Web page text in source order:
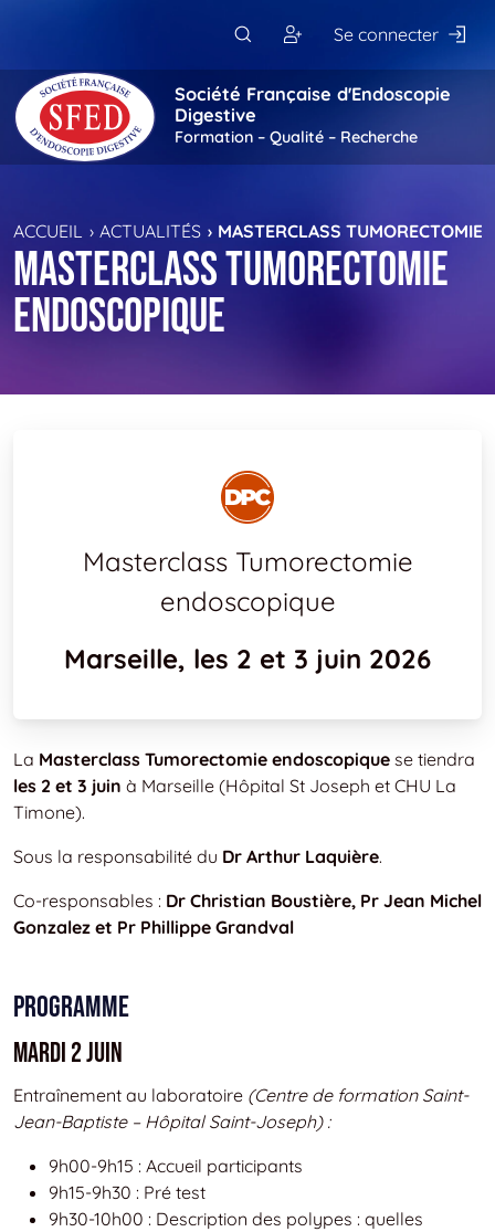
Se connecter
Société Française d'Endoscopie
Digestive
Formation – Qualité – Recherche
ACCUEIL ACTUALITÉS MASTERCLASS TUMORECTOMIE
Masterclass tumorectomie
endoscopique
‍Masterclass Tumorectomie
endoscopique
Marseille, les 2 et 3 juin 2026
La Masterclass Tumorectomie endoscopique se tiendra
les 2 et 3 juin à Marseille (Hôpital St Joseph et CHU La
Timone).
Sous la responsabilité du Dr Arthur Laquière.
Co-responsables : Dr Christian Boustière, Pr Jean Michel
Gonzalez et Pr Phillippe Grandval
Programme
Mardi 2 juin
Entraînement au laboratoire (Centre de formation Saint-
Jean-Baptiste – Hôpital Saint-Joseph) :
9h00-9h15 : Accueil participants
9h15-9h30 : Pré test
9h30-10h00 : Description des polypes : quelles